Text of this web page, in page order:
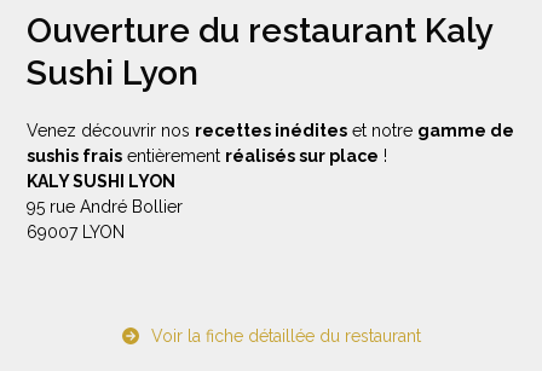
Ouverture du restaurant Kaly
Sushi Lyon
Venez découvrir nos recettes inédites et notre gamme de
sushis frais entièrement réalisés sur place !
KALY SUSHI LYON
95 rue André Bollier
69007 LYON
Voir la fiche détaillée du restaurant